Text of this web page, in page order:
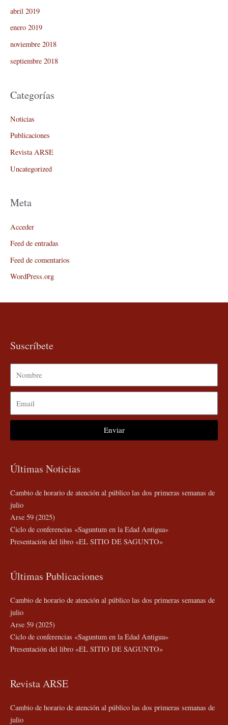
abril 2019
enero 2019
noviembre 2018
septiembre 2018
Categorías
Noticias
Publicaciones
Revista ARSE
Uncategorized
Meta
Acceder
Feed de entradas
Feed de comentarios
WordPress.org
Suscríbete
Enviar
Últimas Noticias
Cambio de horario de atención al público las dos primeras semanas de
julio
Arse 59 (2025)
Ciclo de conferencias «Saguntum en la Edad Antigua»
Presentación del libro «EL SITIO DE SAGUNTO»
Últimas Publicaciones
Cambio de horario de atención al público las dos primeras semanas de
julio
Arse 59 (2025)
Ciclo de conferencias «Saguntum en la Edad Antigua»
Presentación del libro «EL SITIO DE SAGUNTO»
Revista ARSE
Cambio de horario de atención al público las dos primeras semanas de
julio